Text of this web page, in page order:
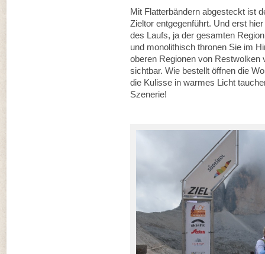
Mit Flatterbändern abgesteckt ist
Zieltor entgegenführt. Und erst
des Laufs, ja der gesamten
und monolithisch thronen Sie im
oberen Regionen von Restwolken
sichtbar. Wie bestellt öffnen die
die Kulisse in warmes Licht
Szenerie!